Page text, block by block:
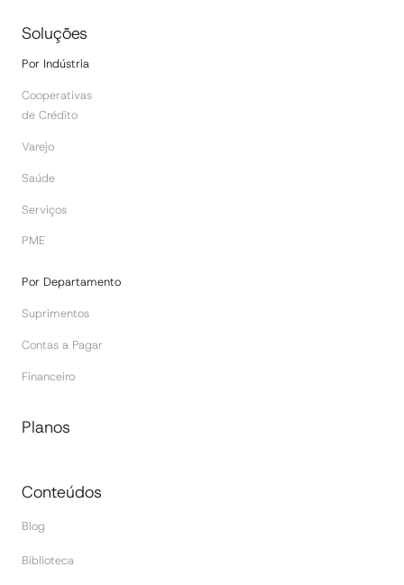
Soluções
Por Indústria
Cooperativas
de Crédito
Varejo
Saúde
Serviços
PME
Por Departamento
Suprimentos
Contas a Pagar
Financeiro
Planos
Conteúdos
Blog
Biblioteca